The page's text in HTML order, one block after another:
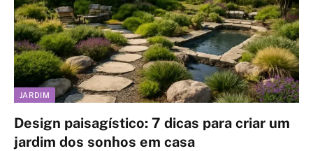
JARDIM
Design paisagístico: 7 dicas para criar um
jardim dos sonhos em casa